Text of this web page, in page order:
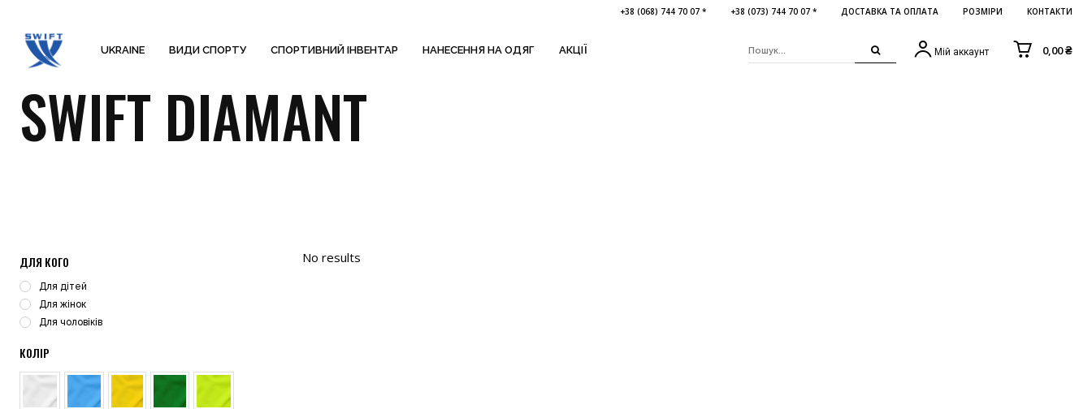
+38 (068) 744 70 07 * +38 (073) 744 70 07 * ДОСТАВКА ТА ОПЛАТА РОЗМІРИ КОНТАКТИ
UKRAINE ВИДИ СПОРТУ СПОРТИВНИЙ ІНВЕНТАР НАНЕСЕННЯ НА ОДЯГ АКЦІЇ Мій аккаунт 0,00 ₴
SWIFT DIAMANT
ДЛЯ КОГО
Для дітей
Для жінок
Для чоловіків
КОЛІР